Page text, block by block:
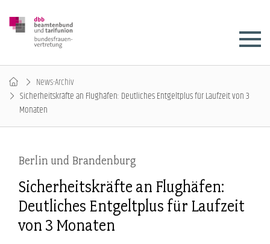
News-Archiv
Sicherheitskräfte an Flughäfen: Deutliches Entgeltplus für Laufzeit von 3
Monaten
Berlin und Brandenburg
Sicherheitskräfte an Flughäfen:
Deutliches Entgeltplus für Laufzeit
von 3 Monaten